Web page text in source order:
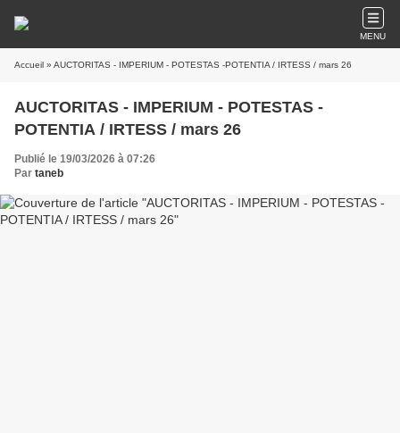
MENU
Accueil » AUCTORITAS - IMPERIUM - POTESTAS -POTENTIA / IRTESS / mars 26
AUCTORITAS - IMPERIUM - POTESTAS -
POTENTIA / IRTESS / mars 26
Publié le 19/03/2026 à 07:26
Par taneb